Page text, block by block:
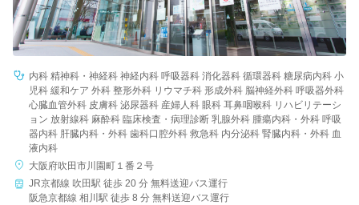
内科 精神科・神経科 神経内科 呼吸器科 消化器科 循環器科 糖尿病内科 小
児科 緩和ケア 外科 整形外科 リウマチ科 形成外科 脳神経外科 呼吸器外科
心臓血管外科 皮膚科 泌尿器科 産婦人科 眼科 耳鼻咽喉科 リハビリテーシ
ョン 放射線科 麻酔科 臨床検査・病理診断 乳腺外科 腫瘍内科・外科 呼吸
器内科 肝臓内科・外科 歯科口腔外科 救急科 内分泌科 腎臓内科・外科 血
液内科
大阪府吹田市川園町１番２号
JR京都線 吹田駅 徒歩 20 分 無料送迎バス運行
阪急京都線 相川駅 徒歩 8 分 無料送迎バス運行